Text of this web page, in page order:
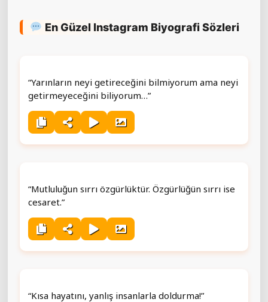
En Güzel Instagram Biyografi Sözleri
“Yarınların neyi getireceğini bilmiyorum ama neyi
getirmeyeceğini biliyorum…”
“Mutluluğun sırrı özgürlüktür. Özgürlüğün sırrı ise
cesaret.”
“Kısa hayatını, yanlış insanlarla doldurma!”